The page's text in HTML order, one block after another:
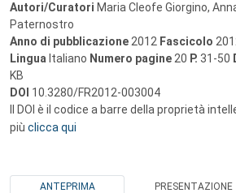
Autori/Curatori Maria Cleofe Giorgino,
Paternostro
Anno di pubblicazione 2012 Fascicolo
Lingua Italiano Numero pagine 20 P. 31-50
KB
DOI 10.3280/FR2012-003004
Il DOI è il codice a barre della proprietà
più clicca qui
ANTEPRIMA PRESENTAZIONE